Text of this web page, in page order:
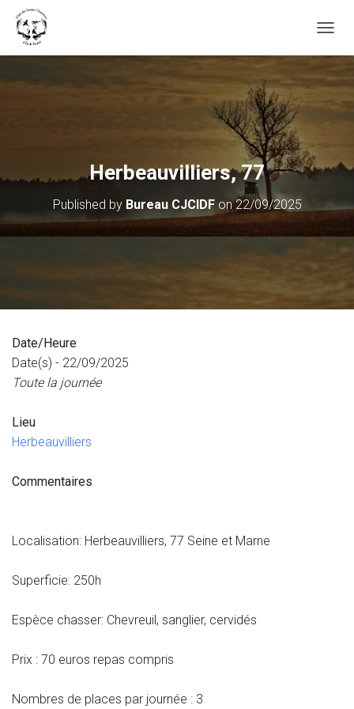
Herbeauvilliers, 77
Published by Bureau CJCIDFon22/09/2025
Date/Heure
Date(s) - 22/09/2025
Toute la journée
Lieu
Herbeauvilliers
Commentaires
Localisation: Herbeauvilliers, 77 Seine et Marne
Superficie: 250h
Espèce chasser: Chevreuil, sanglier, cervidés
Prix : 70 euros repas compris
Nombres de places par journée : 3